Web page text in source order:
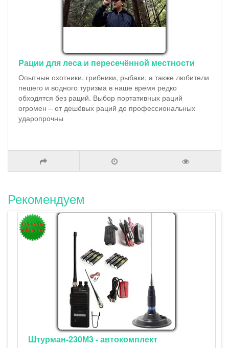
Рации для леса и пересечённой местности
Опытные охотники, грибники, рыбаки, а также любители
пешего и водного туризма в наше время редко
обходятся без раций. Выбор портативных раций
огромен – от дешёвых раций до профессиональных
ударопрочны
Рекомендуем
Штурман-230М3 - автокомплект